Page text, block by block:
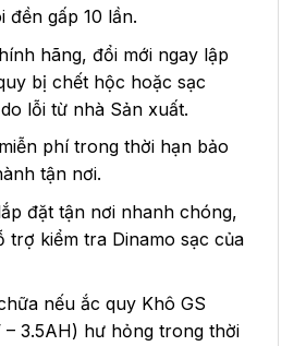
đền gấp 10 lần.
hãng, đổi mới ngay lập
bị chết hộc hoặc sạc
lỗi từ nhà Sản xuất.
phí trong thời hạn bảo
tận nơi.
đặt tận nơi nhanh chóng,
trợ kiểm tra Dinamo sạc của
nếu ắc quy Khô GS
– 3.5AH) hư hỏng trong thời